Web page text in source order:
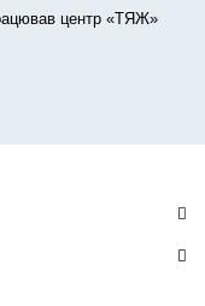
центр «ТЯЖ»